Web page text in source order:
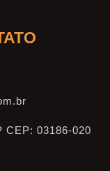
CEP: 03186-020